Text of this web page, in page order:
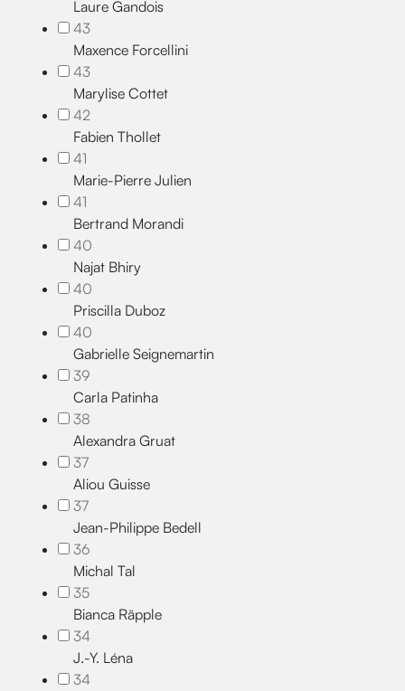
Laure Gandois
43
Maxence Forcellini
43
Marylise Cottet
42
Fabien Thollet
41
Marie-Pierre Julien
41
Bertrand Morandi
40
Najat Bhiry
40
Priscilla Duboz
40
Gabrielle Seignemartin
39
Carla Patinha
38
Alexandra Gruat
37
Aliou Guisse
37
Jean-Philippe Bedell
36
Michal Tal
35
Bianca Räpple
34
J.-Y. Léna
34